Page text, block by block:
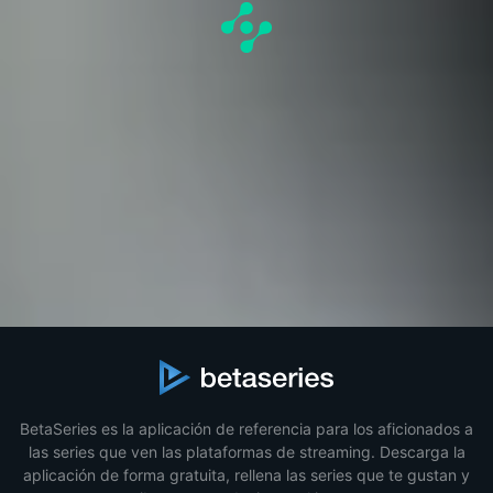
BetaSeries es la aplicación de referencia para los aficionados a
las series que ven las plataformas de streaming. Descarga la
aplicación de forma gratuita, rellena las series que te gustan y